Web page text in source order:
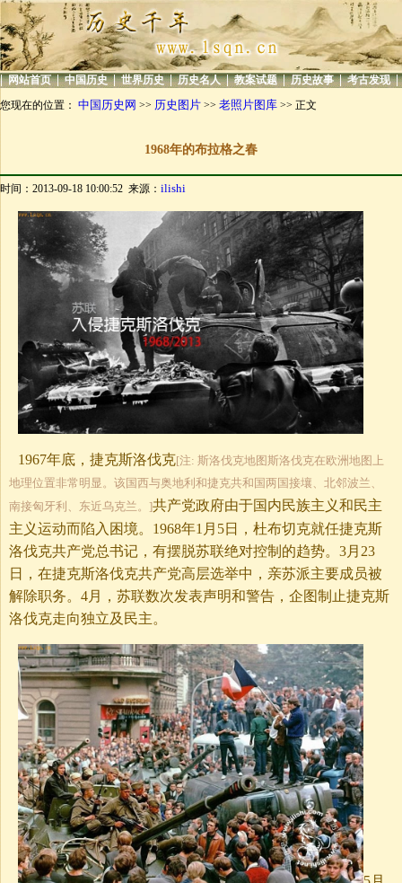
| 网站首页 | 中国历史 | 世界历史 | 历史名人 | 教案试题 | 历史故事 | 考古发现 |
您现在的位置： 中国历史网 >> 历史图片 >> 老照片图库 >> 正文
1968年的布拉格之春
时间：2013-09-18 10:00:52 来源： ilishi
1967年底，捷克斯洛伐克[注: 斯洛伐克地图斯洛伐克在欧洲地图上
地理位置非常明显。该国西与奥地利和捷克共和国两国接壤、北邻波兰、
南接匈牙利、东近乌克兰。]共产党政府由于国内民族主义和民主
主义运动而陷入困境。1968年1月5日，杜布切克就任捷克斯
洛伐克共产党总书记，有摆脱苏联绝对控制的趋势。3月23
日，在捷克斯洛伐克共产党高层选举中，亲苏派主要成员被
解除职务。4月，苏联数次发表声明和警告，企图制止捷克斯
洛伐克走向独立及民主。